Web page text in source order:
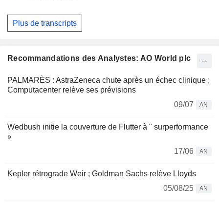
Plus de transcripts
Recommandations des Analystes: AO World plc
PALMARÈS : AstraZeneca chute après un échec clinique ;
Computacenter relève ses prévisions
09/07
AN
Wedbush initie la couverture de Flutter à " surperformance
»
17/06
AN
Kepler rétrograde Weir ; Goldman Sachs relève Lloyds
05/08/25
AN